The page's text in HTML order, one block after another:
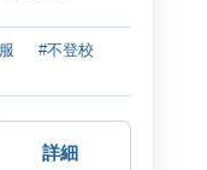
#不登校
詳細